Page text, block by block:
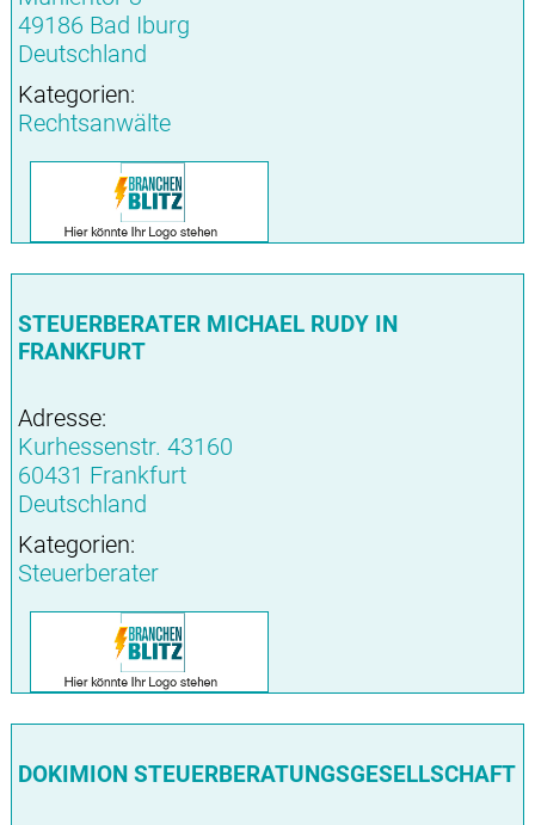
49186 Bad Iburg
Deutschland
Kategorien:
Rechtsanwälte
STEUERBERATER MICHAEL RUDY IN
FRANKFURT
Adresse:
Kurhessenstr. 43160
60431 Frankfurt
Deutschland
Kategorien:
Steuerberater
DOKIMION STEUERBERATUNGSGESELLSCHAFT